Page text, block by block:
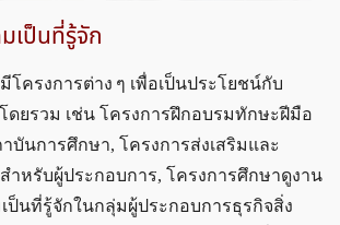
เป็นที่รู้จัก
โครงการต่าง ๆ เพื่อเป็นประโยชน์กับ
ยรวม เช่น โครงการฝึกอบรมทักษะฝีมือ
บันการศึกษา, โครงการส่งเสริมและ
หรับผู้ประกอบการ, โครงการศึกษาดูงาน
ป็นที่รู้จักในกลุ่มผู้ประกอบการธุรกิจสิ่ง